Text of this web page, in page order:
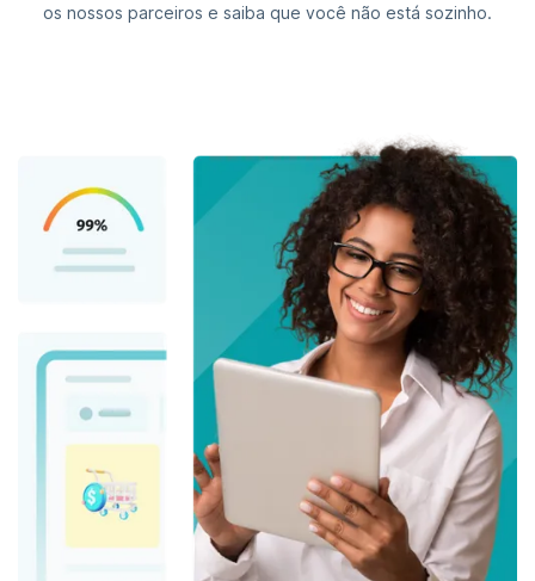
os nossos parceiros e saiba que você não está sozinho.